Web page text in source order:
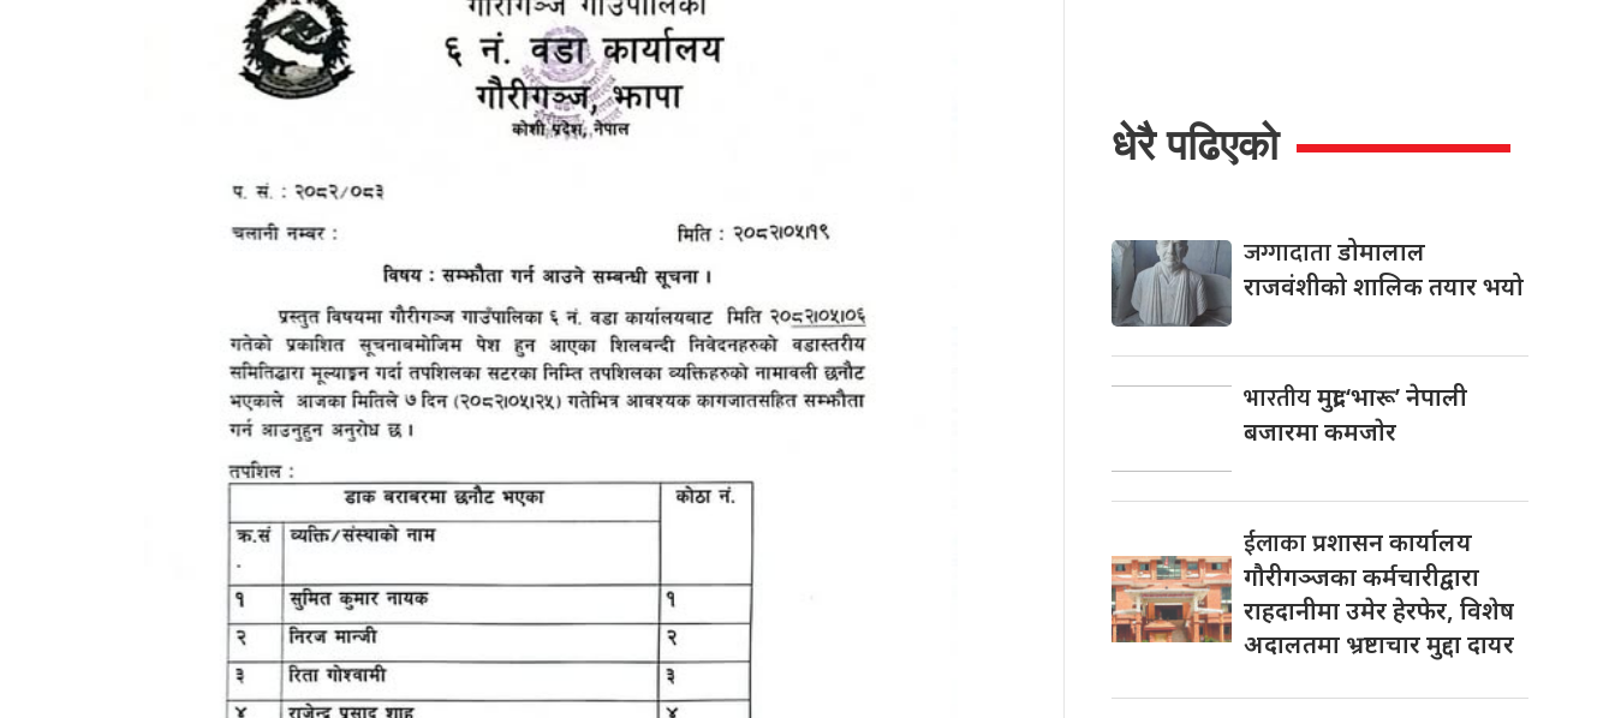
धेरै पढिएको
जग्गादाताडोमालाल
राजवंशीको शालिक तयार भयो
भारतीयमुद्रा ‘भारू’ नेपाली
बजारमा कमजाेर
ईलाकाप्रशासन कार्यालय
गौरीगञ्जका कर्मचारीद्वारा
राहदानीमा उमेर हेरफेर, विशेष
अदालतमा भ्रष्टाचार मुद्दा दायर